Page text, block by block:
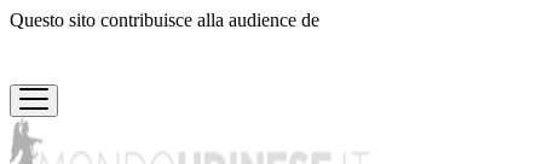
Questo sito contribuisce alla audience de